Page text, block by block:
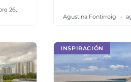
26,
Agustina Fontirroig
INSPIRACIÓN